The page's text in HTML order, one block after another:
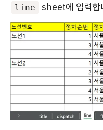
line sheet에 입력합